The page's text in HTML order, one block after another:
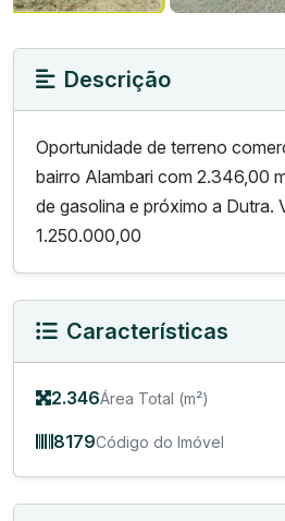
Descrição
Oportunidade de terreno
bairro Alambari com 2.346,00
de gasolina e próximo a Dutra.
1.250.000,00
Características
2.346Área Total (m²)
8179Código do Imóvel